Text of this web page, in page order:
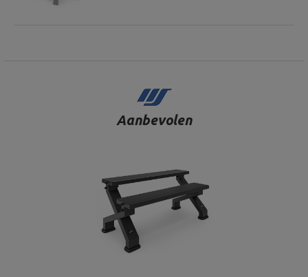
Aanbevolen